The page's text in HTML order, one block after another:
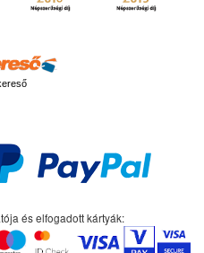
és elfogadott kártyák: